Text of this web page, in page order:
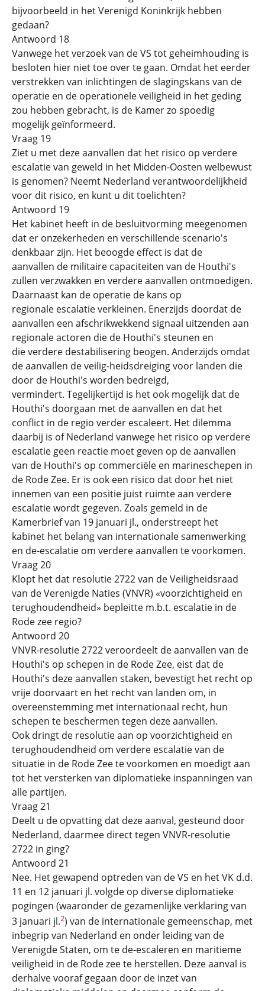
bijvoorbeeld in het Verenigd Koninkrijk hebben
gedaan?
Antwoord 18
Vanwege het verzoek van de VS tot geheimhouding is
besloten hier niet toe over te gaan. Omdat het eerder
verstrekken van inlichtingen de slagingskans van de
operatie en de operationele veiligheid in het geding
zou hebben gebracht, is de Kamer zo spoedig
mogelijk geïnformeerd.
Vraag 19
Ziet u met deze aanvallen dat het risico op verdere
escalatie van geweld in het Midden-Oosten welbewust
is genomen? Neemt Nederland verantwoordelijkheid
voor dit risico, en kunt u dit toelichten?
Antwoord 19
Het kabinet heeft in de besluitvorming meegenomen
dat er onzekerheden en verschillende scenario's
denkbaar zijn. Het beoogde effect is dat de
aanvallen de militaire capaciteiten van de Houthi's
zullen verzwakken en verdere aanvallen ontmoedigen.
Daarnaast kan de operatie de kans op
regionale escalatie verkleinen. Enerzijds doordat de
aanvallen een afschrikwekkend signaal uitzenden aan
regionale actoren die de Houthi's steunen en
die verdere destabilisering beogen. Anderzijds omdat
de aanvallen de veilig-heidsdreiging voor landen die
door de Houthi's worden bedreigd,
vermindert. Tegelijkertijd is het ook mogelijk dat de
Houthi's doorgaan met de aanvallen en dat het
conflict in de regio verder escaleert. Het dilemma
daarbij is of Nederland vanwege het risico op verdere
escalatie geen reactie moet geven op de aanvallen
van de Houthi's op commerciële en marineschepen in
de Rode Zee. Er is ook een risico dat door het niet
innemen van een positie juist ruimte aan verdere
escalatie wordt gegeven. Zoals gemeld in de
Kamerbrief van 19 januari jl., onderstreept het
kabinet het belang van internationale samenwerking
en de-escalatie om verdere aanvallen te voorkomen.
Vraag 20
Klopt het dat resolutie 2722 van de Veiligheidsraad
van de Verenigde Naties (VNVR) «voorzichtigheid en
terughoudendheid» bepleitte m.b.t. escalatie in de
Rode zee regio?
Antwoord 20
VNVR-resolutie 2722 veroordeelt de aanvallen van de
Houthi's op schepen in de Rode Zee, eist dat de
Houthi's deze aanvallen staken, bevestigt het recht op
vrije doorvaart en het recht van landen om, in
overeenstemming met internationaal recht, hun
schepen te beschermen tegen deze aanvallen.
Ook dringt de resolutie aan op voorzichtigheid en
terughoudendheid om verdere escalatie van de
situatie in de Rode Zee te voorkomen en moedigt aan
tot het versterken van diplomatieke inspanningen van
alle partijen.
Vraag 21
Deelt u de opvatting dat deze aanval, gesteund door
Nederland, daarmee direct tegen VNVR-resolutie
2722 in ging?
Antwoord 21
Nee. Het gewapend optreden van de VS en het VK d.d.
11 en 12 januari jl. volgde op diverse diplomatieke
pogingen (waaronder de gezamenlijke verklaring van
3 januari jl.2) van de internationale gemeenschap, met
inbegrip van Nederland en onder leiding van de
Verenigde Staten, om te de-escaleren en maritieme
veiligheid in de Rode zee te herstellen. Deze aanval is
derhalve vooraf gegaan door de inzet van